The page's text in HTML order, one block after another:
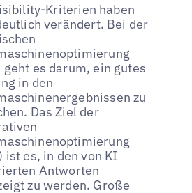
Kriterien haben
verändert. Bei der
geht es darum, ein gutes
in den
zu
Das Ziel der
ist es, in den von KI
Antworten
zu werden. Große